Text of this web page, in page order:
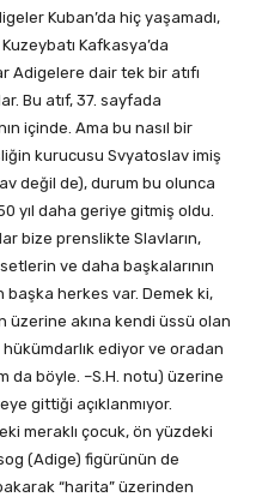
Kuban’da hiç yaşamadı,
Kafkasya’da
Adigelere dair tek bir atıfı
Bu atıf, 37. sayfada
içinde. Ama bu nasıl bir
kurucusu Svyatoslav imiş
değil de), durum bu olunca
yıl daha geriye gitmiş oldu.
bize prenslikte Slavların,
ve daha başkalarının
başka herkes var. Demek ki,
üzerine akına kendi üssü olan
ediyor ve oradan
da böyle. –S.H. notu) üzerine
gittiği açıklanmıyor.
meraklı çocuk, ön yüzdeki
(Adige) figürünün de
“harita” üzerinden